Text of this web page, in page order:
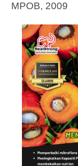
MPOB, 2009